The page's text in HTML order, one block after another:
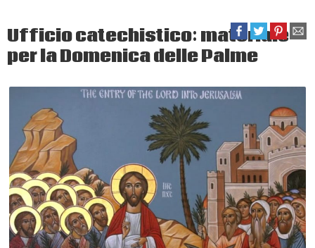
Ufficio catechistico: materiale
per la Domenica delle Palme